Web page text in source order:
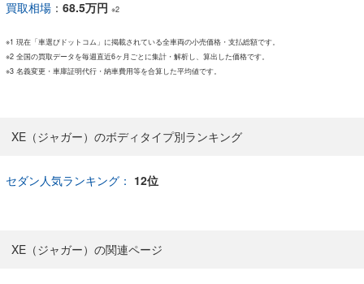
買取相場 ： 68.5万円 ※2
※1 現在「車選びドットコム」に掲載されている全車両の小売価格・支払総額です。
※2 全国の買取データを毎週直近6ヶ月ごとに集計・解析し、算出した価格です。
※3 名義変更・車庫証明代行・納車費用等を合算した平均値です。
XE（ジャガー）のボディタイプ別ランキング
セダン人気ランキング： 12位
XE（ジャガー）の関連ページ